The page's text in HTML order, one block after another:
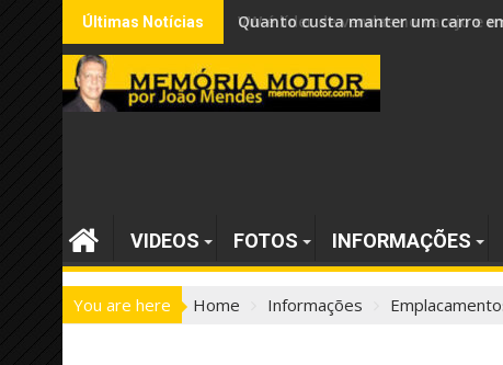
Skip
to
content
Últimas Notícias VW é líder de vendas no varejo e
VIDEOS FOTOS INFORMAÇÕES
You are here Home Informações